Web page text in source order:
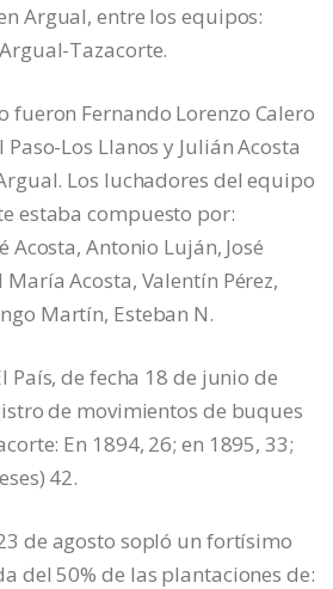
Argual, entre los equipos:
Tazacorte.
fueron Fernando Lorenzo Calero
Los Llanos y Julián Acosta
Los luchadores del equipo
estaba compuesto por:
Acosta, Antonio Luján, José
Acosta, Valentín Pérez,
Martín, Esteban N.
País, de fecha 18 de junio de
de movimientos de buques
En 1894, 26; en 1895, 33;
42.
de agosto sopló un fortísimo
del 50% de las plantaciones de: